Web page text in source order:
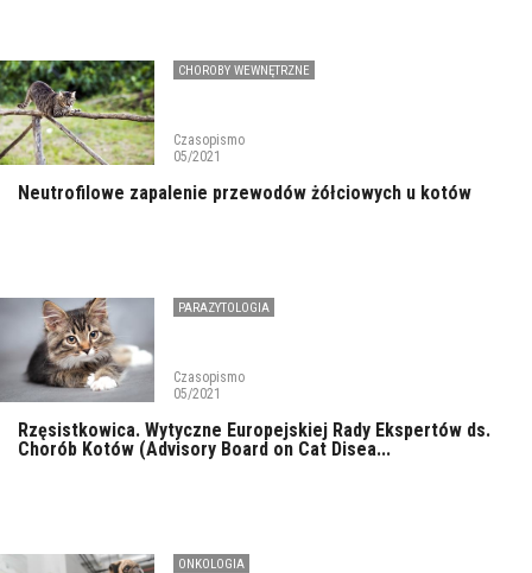
CHOROBY WEWNĘTRZNE
Czasopismo
05/2021
Neutrofilowe zapalenie przewodów żółciowych u kotów
PARAZYTOLOGIA
Czasopismo
05/2021
Rzęsistkowica. Wytyczne Europejskiej Rady Ekspertów ds.
Chorób Kotów (Advisory Board on Cat Disea...
ONKOLOGIA